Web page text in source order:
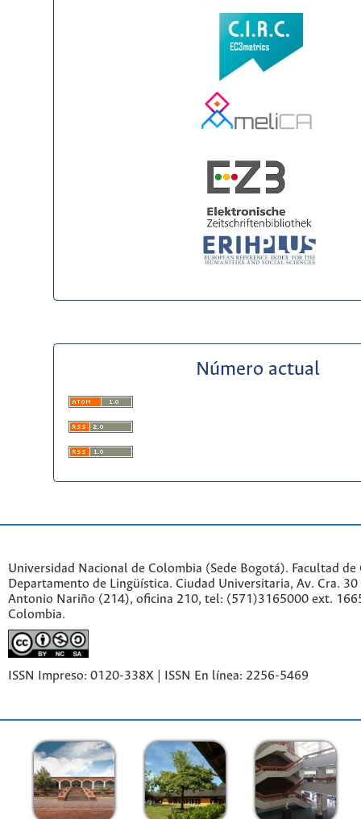
Número actual
Universidad Nacional de Colombia (Sede Bogotá). Facultad de
Departamento de Lingüística. Ciudad Universitaria, Av. Cra.
Antonio Nariño (214), oficina 210, tel: (571)3165000 ext.
Colombia.
ISSN Impreso: 0120-338X | ISSN En línea: 2256-5469